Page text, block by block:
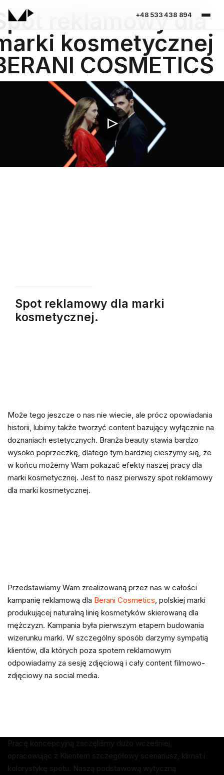
reklamowy dla
kosmetycznej
COSMETICS
Spot reklamowy dla marki
kosmetycznej.
Może tego jeszcze o nas nie wiecie, ale prócz opowiadania
historii, lubimy także tworzyć content bazujący wyłącznie na
doznaniach estetycznych. Branża beauty stawia bardzo
wysoko poprzeczkę, dlatego tym bardziej cieszymy się, że
w końcu możemy Wam pokazać efekty naszej pracy dla
marki kosmetycznej. Jest to nasz pierwszy spot reklamowy
dla marki kosmetycznej.
Przedstawiamy Wam zrealizowaną przez nas w całości
kampanię reklamową dla Berani Cosmetics, polskiej marki
produkującej naturalną linię kosmetyków skierowaną dla
mężczyzn. Kampania była pierwszym etapem budowania
wizerunku marki. W szczególny sposób darzymy sympatią
klientów, dla których poza spotem reklamowym
odpowiadamy za sesję zdjęciową i cały content filmowo-
zdjęciowy na social media.
Pracę koncepcyjną zaczęliśmy dużo wcześniej,
opracowując z Klientem szczegółowy scenariusz, klimat i
kolorystykę spotu. Naszą podstawową wytyczną
+48 533 438 894